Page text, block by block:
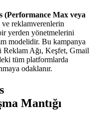
(Performance Max veya
reklamverenlerin
yerden yönetmelerini
modelidir. Bu kampanya
Reklam Ağı, Keşfet, Gmail
tüm platformlarda
odaklanır.
Mantığı